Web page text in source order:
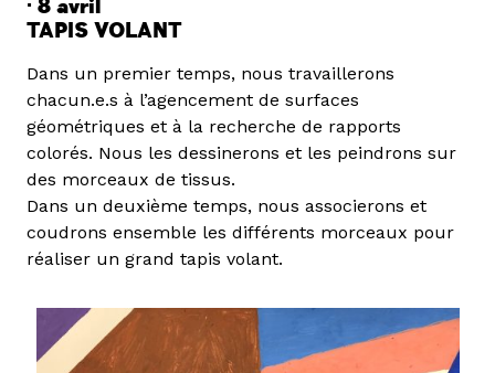
· 8 avril
TAPIS VOLANT
Dans un premier temps, nous travaillerons
chacun.e.s à l’agencement de surfaces
géométriques et à la recherche de rapports
colorés. Nous les dessinerons et les peindrons sur
des morceaux de tissus.
Dans un deuxième temps, nous associerons et
coudrons ensemble les différents morceaux pour
réaliser un grand tapis volant.